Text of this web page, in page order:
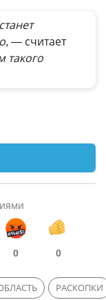
, — считает
0 0
РАСКОПКИ